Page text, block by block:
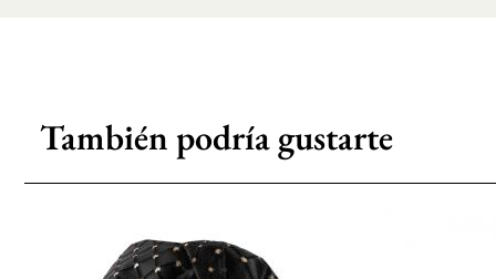
También podría gustarte